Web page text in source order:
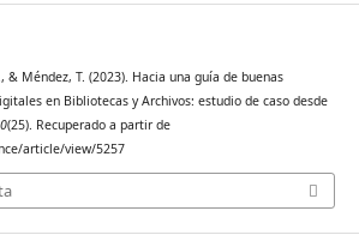
& Méndez, T. (2023). Hacia una guía de buenas
en Bibliotecas y Archivos: estudio de caso desde
(25). Recuperado a partir de
article/view/5257